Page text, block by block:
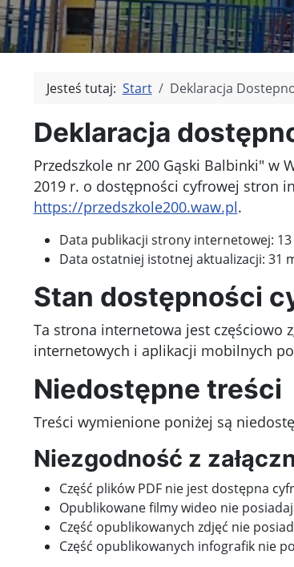
Jesteś tutaj: Start Deklaracja
Deklaracja
Przedszkole nr 200 Gąski Balbinki" w
2019 r. o dostępności cyfrowej stron
https://przedszkole200.waw.pl.
Data publikacji strony internetowej:
Data ostatniej istotnej aktualizacji: 31
Stan dostępności
Ta strona internetowa jest częściowo
internetowych i aplikacji mobilnych
Niedostępne treści
Treści wymienione poniżej są
Niezgodność z
Część plików PDF nie jest dostępna
Opublikowane filmy wideo nie
Część opublikowanych zdjęć nie
Część opublikowanych infografik nie